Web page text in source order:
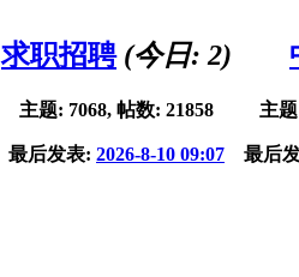
求职招聘(今日: 2)
主题: 7068, 帖数: 21858
最后发表: 2026-8-10 09:07
主
最后